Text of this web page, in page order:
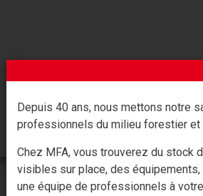
Depuis 40 ans, nous mettons notre
professionnels du milieu forestier et
Chez MFA, vous trouverez du stock
visibles sur place, des
une équipe de professionnels à